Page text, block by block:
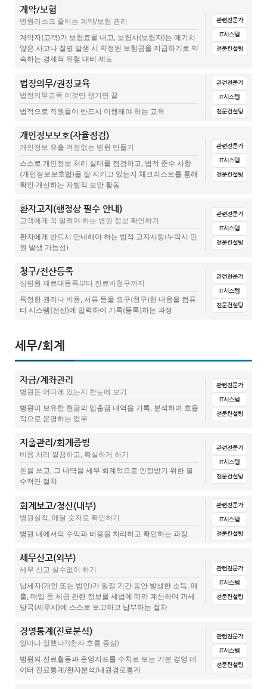
성공하는 개원의의 조건
병원개원문자, 보내도 될까?
의료사무장비관리대장
병원 신규 장비 도입 전, 반드시 준비해야 할 사항
병원 장비 도입 전략, 무턱대고 따라가면 망한다! 투자 전 반드시 확인
전체
교육 관련글(칼럼)
자재리스트 및 구매의뢰서
업체별리스트
유통기한 자동알림 서비스(준비중)
병원운영지원전문가가 되기위해 알아두면 좋을 운영사전
병원 구매의뢰서 관리가 필요한 이유와 작성 방법
의원급 병원 재고관리시스템 개발
계약/보험
병원리스크 줄이는 계약/보험 관리
계약자(고객)가 보험료를 내고, 보험사(보험자)는 예기치
않은 사고나 질병 발생 시 약정된 보험금을 지급하기로 약
속하는 경제적 위험 대비 제도
관련전문가
IT시스템
전문컨설팅
전체 문서양식 전산시스템
계약갱신 일정관리 알림 시스템(준비중)
(의료배상책임보험(준비중)
일상배상책임보험(준비중)
의료폐기물 계약 갱신)(준비중)
법정의무/권장교육
법정의무교육 이것만 챙기면 끝
법적으로 직원들이 반드시 이행해야 하는 교육
관련전문가
IT시스템
전문컨설팅
전체 문서양식 집계표(설문지+답변)
관련글(칼럼)
장애인인식개선교육일지
성희롱 예방교육일지
결핵검진 예방 교육 일지
연간 진행하는 업무 및 보수 교육
법정의무교육안내문(준비중)
법정의무교육체크리스트(준비중)
연말 교육 점검, 의료기관 매년 진행해야 하는 법정의무교육과 권장 교
2024 의료기관 필수 법정의무교육
의료기관 신고의무자 법정교육 (매년 실시) 올해 실시했나요?
병원행정, 병원직원 결핵검진 매년 하고 계시나요?
개인정보보호(자율점검)
개인정보 유출 걱정없는 병원 만들기
스스로 개인정보 처리 실태를 점검하고, 법적 준수 사항
(개인정보보호법)을 잘 지키고 있는지 체크리스트를 통해
확인·개선하는 자발적 보안 활동
관련전문가
IT시스템
전문컨설팅
전체 문서양식 집계표(설문지+답변) 관련글(칼럼)
CCTV안내문
개인영상정보 관리대장
수탁업체 개인정보보호 실태 점검표
출입통제 절차 및 출입관리대장
영상정보처리기기 (CCTV) 운영 관리 방침
예산편성표
개인정보보호 업무분장
비밀번호 관리대장
개인정보 파기 사실 확인서
개인정보 정기점검 체크리스트
표준 개인정보처리 위탁 계약서
개인정보 처리방침
내부 계획
의료기관 자율점검 매뉴얼
병원 CCTV, 분실물 사고 발생 시 어떻게 열람할까?
환자고지(행정상 필수 안내)
고객에게 꼭 알려야 하는 병원 정보 확인하기
환자에게 반드시 안내해야 하는 법적 고지사항(누락시 민
원 발생 가능성)
관련전문가
IT시스템
전문컨설팅
전체 문서양식 관련글(칼럼)
환자의 권리와 의무
비급여 수술 단가(준비중)
휴진시 환자 안내 매뉴얼
병원 휴진일 안내, 작은 절차가 고객의 신뢰를 만들어갑니다
휴진 및 진료안내, 네이버 안내 방법
청구/전산등록
심평원 재료대등록부터 진료비청구까지
특정한 권리나 비용, 서류 등을 요구(청구)한 내용을 컴퓨
터 시스템(전산)에 입력하여 기록(등록)하는 과정
관련전문가
IT시스템
전문컨설팅
공인인증서 갱신 매뉴얼
심평원 치료재료대 등록
보험 청구/재심사/보완청구(의사랑)
예방접종 전산등록 매뉴얼
병원행정 의사랑으로 심평원 보험청구하기
세무/회계
자금/계좌관리
병원돈 어디에 있는지 한눈에 보기
병원이 보유한 현금의 입출금 내역을 기록, 분석하여 효율
적으로 운영하는 업무
관련전문가
IT시스템
전문컨설팅
전체 문서양식 관련글(칼럼)
카드, 현금, 통장계좌 관리(준비중)
의료기기 (장비) 매입
현금시재 LIST
상품권 구매/사용 리스트(준비중)
무이자할부 확인표(준비중)
병원 장비 도입 전략, 무턱대고 따라가면 망한다! 투자 전 반드시 확인
지출관리/회계증빙
비용 처리 깔끔하고, 확실하게 하기
돈을 쓰고, 그 내역을 세무·회계적으로 인정받기 위한 필
수적인 절차
관련전문가
IT시스템
전문컨설팅
전체 문서양식 전산시스템
교육 관련글(칼럼)
지출결의서
현금영수증 발생, 취소
지출 영수증 정리 및 카드사별 매출확인
현금영수증 발생, 취소
회계보고/정산(내부)
병원실적, 매달 숫자로 확인하기
병원 내에서의 수익과 비용을 처리하고 확인하는 과정
관련전문가
IT시스템
전문컨설팅
전체 문서양식
관련글(칼럼)
인력관리비 통계
수납부(준비중)
손익계산서(준비중)
소득공제? 세액공제?
세무신고(외부)
세무 신고 실수없이 하기
납세자(개인 또는 법인)가 일정 기간 동안 발생한 소득, 매
출, 매입 등 세금 관련 정보를 세법에 따라 계산하여 과세
당국(세무서)에 스스로 보고하고 납부하는 절차
관련전문가
IT시스템
전문컨설팅
전체 문서양식 전산시스템
관련글(칼럼)
수납부(준비중)
경영통계(진료분석)
얼마나 일했나?(환자 흐름 중심)
병원의 진료활동과 운영지표를 수치로 보는 기본 경영 데
이터 진료통계/환자분석/내원경로통계
관련전문가
IT시스템
전문컨설팅